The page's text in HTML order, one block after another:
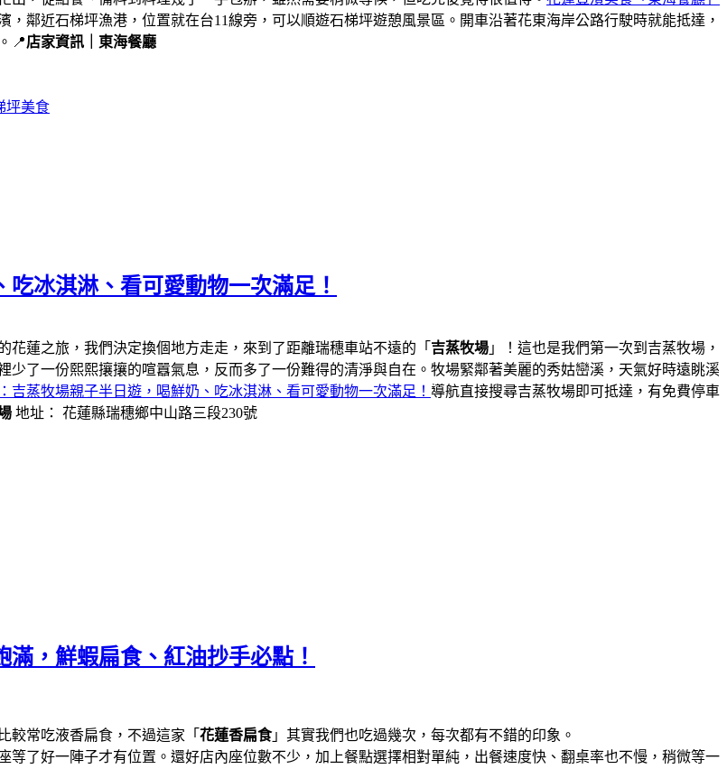
，鄰近石梯坪漁港，位置就在台11線旁，可以順遊石梯坪遊憩風景區。開車沿著花東海岸公路行駛時就能抵達，
📍店家資訊｜東海餐廳
坪美食
冰淇淋、看可愛動物一次滿足！
蓮之旅，我們決定換個地方走走，來到了距離瑞穗車站不遠的「 吉蒸牧場 」！這也是我們第一次到吉蒸牧場，
了一份熙熙攘攘的喧囂氣息，反而多了一份難得的清淨與自在。牧場緊鄰著美麗的秀姑巒溪，天氣好時遠眺溪
吉蒸牧場親子半日遊，喝鮮奶、吃冰淇淋、看可愛動物一次滿足！ 導航直接搜尋吉蒸牧場即可抵達，有免費停車
地址： 花蓮縣瑞穗鄉中山路三段230號
，鮮蝦扁食、紅油抄手必點！
較常吃液香扁食，不過這家「 花蓮香扁食」其實我們也吃過幾次，每次都有不錯的印象。
了好一陣子才有位置。還好店內座位數不少，加上餐點選擇相對單純，出餐速度快、翻桌率也不慢，稍微等一